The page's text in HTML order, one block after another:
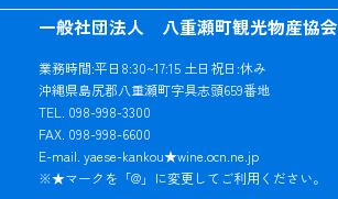
一般社団法人 八重瀬町観光物産協会
業務時間:平日8:30~17:15 土日祝日:休み
沖縄県島尻郡八重瀬町字具志頭659番地
TEL. 098-998-3300
FAX. 098-998-6600
E-mail. yaese-kankou★wine.ocn.ne.jp
※★マークを「@」に変更してご利用ください。